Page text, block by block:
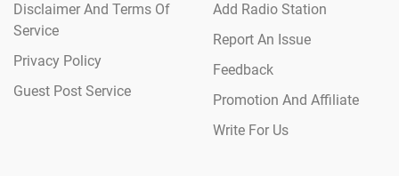
Disclaimer And Terms Of
Service
Privacy Policy
Guest Post Service
Add Radio Station
Report An Issue
Feedback
Promotion And Affiliate
Write For Us